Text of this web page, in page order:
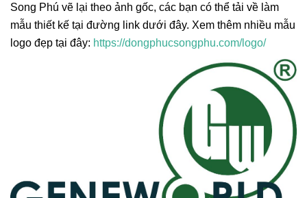
Song Phú vẽ lại theo ảnh gốc, các bạn có thể tải về làm
mẫu thiết kế tại đường link dưới đây. Xem thêm nhiều mẫu
logo đẹp tại đây: https://dongphucsongphu.com/logo/